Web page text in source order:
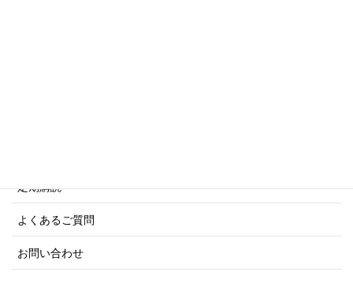
定期購読
よくあるご質問
お問い合わせ